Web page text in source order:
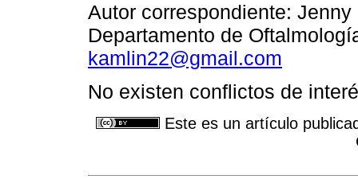
Autor correspondiente:
Departamento de
kamlin22@gmail.com
No existen conflictos de
Este es un artículo